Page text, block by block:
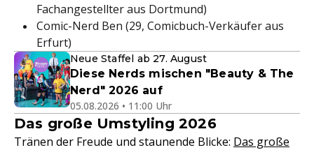
Fachangestellter aus Dortmund)
Comic-Nerd Ben (29, Comicbuch-Verkäufer aus
Erfurt)
Neue Staffel ab 27. August
Diese Nerds mischen "Beauty & The
Nerd" 2026 auf
05.08.2026 • 11:00 Uhr
Das große Umstyling 2026
Tränen der Freude und staunende Blicke: Das große